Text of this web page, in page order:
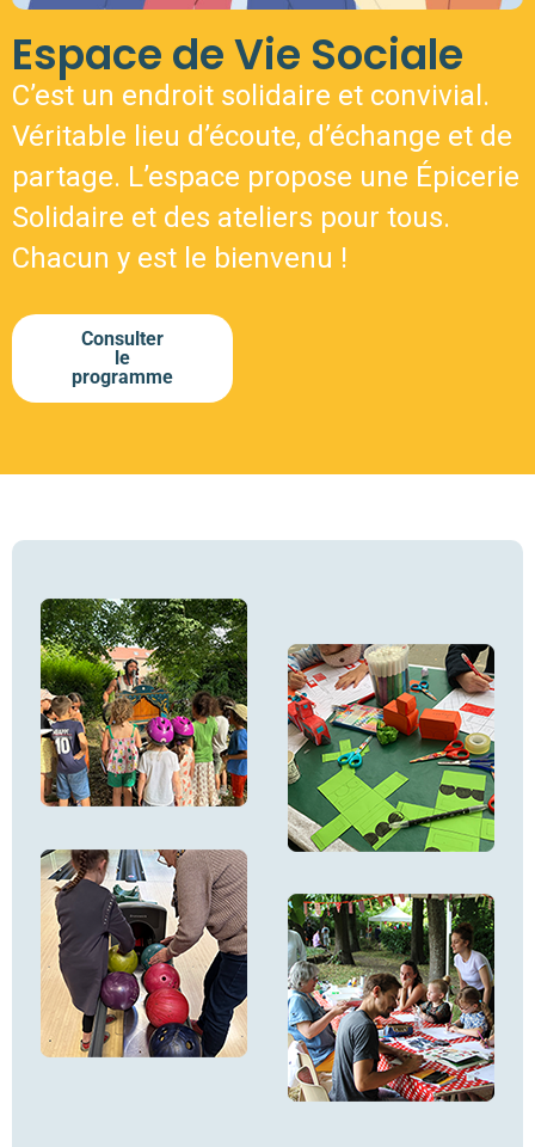
Espace de Vie Sociale
C’est un endroit soli­daire et convi­vial.
Véritable lieu d’é­coute, d’é­change et de
par­tage. L’espace pro­pose une Épicerie
Solidaire et des ate­liers pour tous.
Chacun y est le bienvenu !
Consulter
le
programme